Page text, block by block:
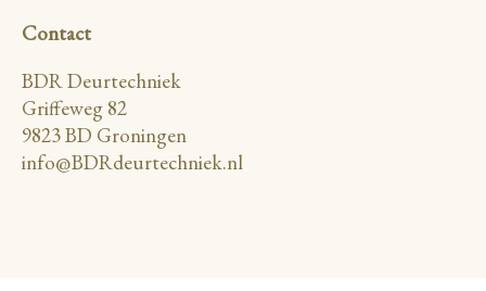
Contact
BDR Deurtechniek
Griffeweg 82
9823 BD Groningen
info@BDRdeurtechniek.nl